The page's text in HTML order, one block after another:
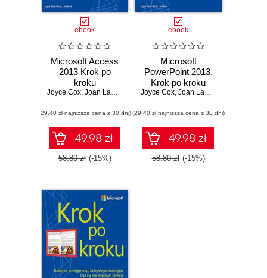
ebook
Microsoft Access
2013 Krok po
kroku
Joyce Cox, Joan Lambert
(29,40 zł najniższa cena z 30 dni)
49.98 zł
58.80 zł (-15%)
ebook
Microsoft
PowerPoint 2013.
Krok po kroku
Joyce Cox, Joan Lambert
(29,40 zł najniższa cena z 30 dni)
49.98 zł
58.80 zł (-15%)